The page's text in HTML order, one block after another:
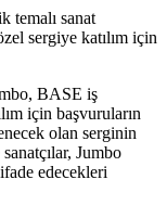
temalı sanat
sergiye katılım için
BASE iş
için başvuruların
olan serginin
Jumbo
edecekleri